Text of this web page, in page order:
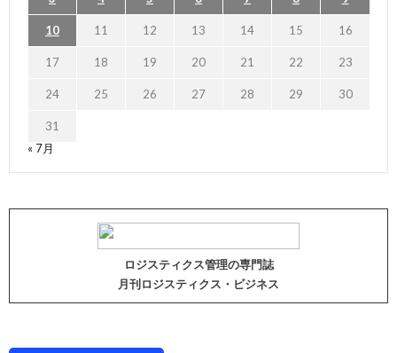
10 11 12 13 14 15 16
17 18 19 20 21 22 23
24 25 26 27 28 29 30
31
« 7月
ロジスティクス管理の専門誌
月刊ロジスティクス・ビジネス